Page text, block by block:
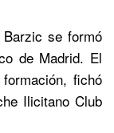
se formó
de Madrid. El
fichó
Ilicitano Club